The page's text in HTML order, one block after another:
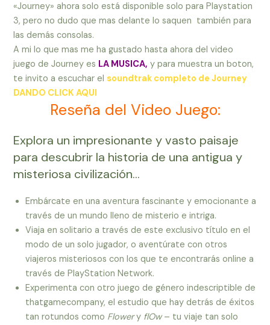
«Journey» ahora solo está disponible solo para Playstation
3, pero no dudo que mas delante lo saquen también para
las demás consolas.
A mi lo que mas me ha gustado hasta ahora del video
juego de Journey es LA MUSICA, y para muestra un boton,
te invito a escuchar el soundtrak completo de Journey
DANDO CLICK AQUI
Reseña del Video Juego:
Explora un impresionante y vasto paisaje
para descubrir la historia de una antigua y
misteriosa civilización…
Embárcate en una aventura fascinante y emocionante a
través de un mundo lleno de misterio e intriga.
Viaja en solitario a través de este exclusivo título en el
modo de un solo jugador, o aventúrate con otros
viajeros misteriosos con los que te encontrarás online a
través de PlayStation Network.
Experimenta con otro juego de género indescriptible de
thatgamecompany, el estudio que hay detrás de éxitos
tan rotundos como Flowery flOw– tu viaje tan solo